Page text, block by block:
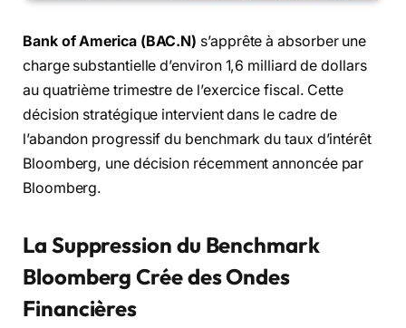
Bank of America (BAC.N) s’apprête à absorber une
charge substantielle d’environ 1,6 milliard de dollars
au quatrième trimestre de l’exercice fiscal. Cette
décision stratégique intervient dans le cadre de
l’abandon progressif du benchmark du taux d’intérêt
Bloomberg, une décision récemment annoncée par
Bloomberg.
La Suppression du Benchmark
Bloomberg Crée des Ondes
Financières